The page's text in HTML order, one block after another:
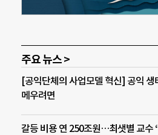
주요 뉴스 >
[공익단체의 사업모델 혁신] 공익 생
메우려면
갈등 비용 연 250조원…최샛별 교수